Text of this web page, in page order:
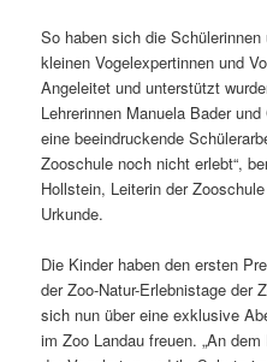
So haben sich die
kleinen Vogelexpertinnen und
Angeleitet und unterstützt
Lehrerinnen Manuela Bader
eine beeindruckende
Zooschule noch nicht erlebt“,
Hollstein, Leiterin der
Urkunde.
Die Kinder haben den ersten
der Zoo-Natur-Erlebnistage der
sich nun über eine exklusive
im Zoo Landau freuen. „An